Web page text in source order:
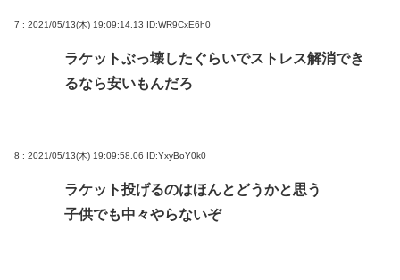
7 : 2021/05/13(木) 19:09:14.13 ID:WR9CxE6h0
ラケットぶっ壊したぐらいでストレス解消でき
るなら安いもんだろ
8 : 2021/05/13(木) 19:09:58.06 ID:YxyBoY0k0
ラケット投げるのはほんとどうかと思う
子供でも中々やらないぞ